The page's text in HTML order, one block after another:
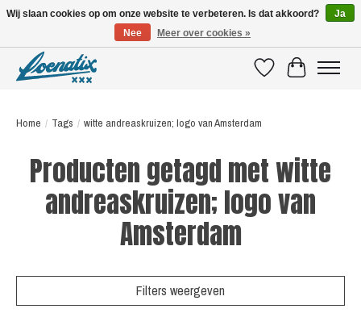
VerlanglijstWinkelwagen
Home / Tags / witte andreaskruizen; logo van Amsterdam
Producten getagd met witte
andreaskruizen; logo van
Amsterdam
Filters weergeven
Wij slaan cookies op om onze website te verbeteren. Is dat akkoord?
Ja
Nee
Meer over cookies »